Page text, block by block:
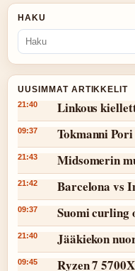
HAKU
UUSIMMAT ARTIKKELIT
21:40 Linkous
09:37 Tokmanni
21:43 Midsomerin
21:42 Barcelona vs
09:37 Suomi curling
21:40 Jääkiekon
09:45 Ryzen 7